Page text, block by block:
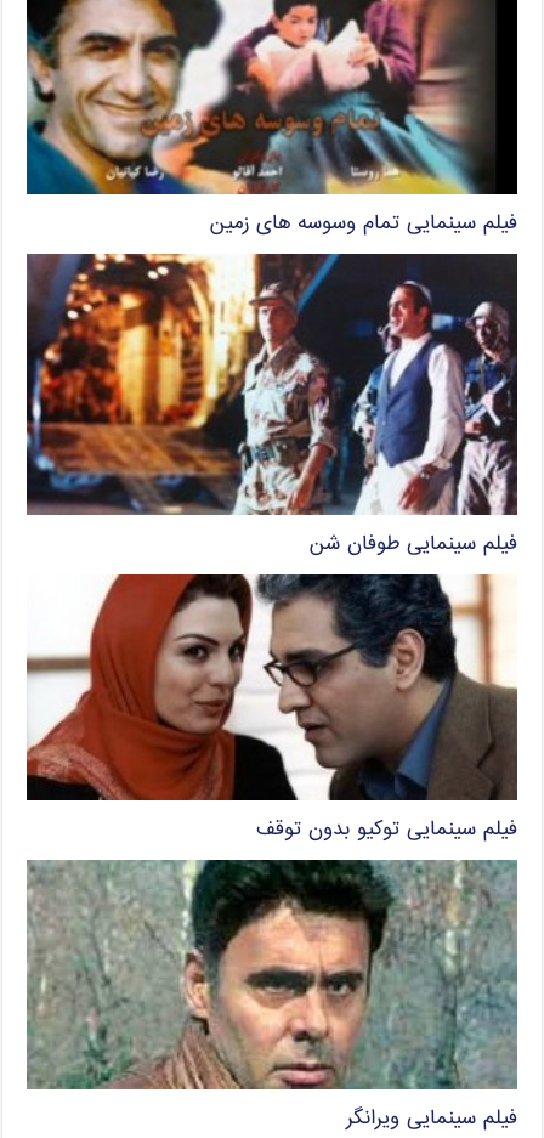
فیلم سینمایی تمام وسوسه های زمین
فیلم سینمایی طوفان شن
فیلم سینمایی توکیو بدون توقف
فیلم سینمایی ویرانگر